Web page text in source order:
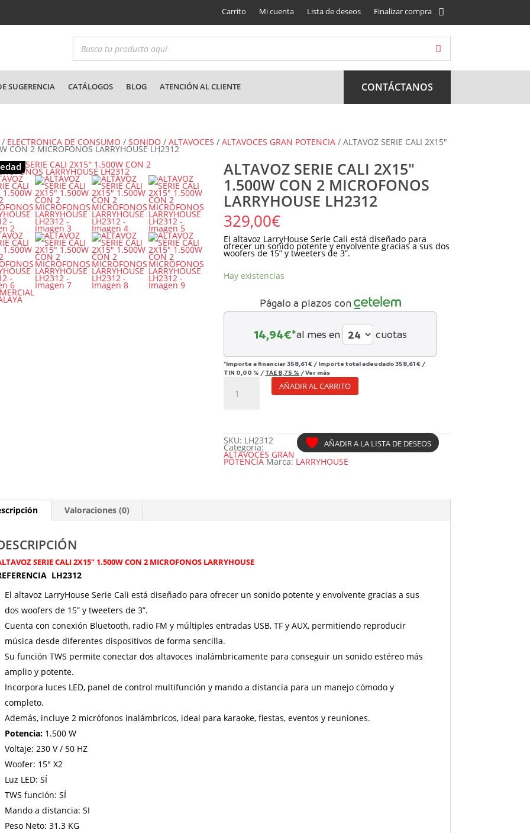
Carrito Mi cuenta Lista de deseos Finalizar compra
SUGERENCIA CATÁLOGOS BLOG ATENCIÓN AL CLIENTE CONTÁCTANOS
/ ELECTRONICA DE CONSUMO /SONIDO /ALTAVOCES /ALTAVOCES GRAN POTENCIA / ALTAVOZ SERIE CALI 2X15″
CON 2 MICROFONOS LARRYHOUSE LH2312
ALTAVOZ SERIE CALI 2X15″
1.500W CON 2 MICROFONOS
LARRYHOUSE LH2312
329,00€
El altavoz LarryHouse Serie Cali está diseñado para
ofrecer un sonido potente y envolvente gracias a sus dos
woofers de 15” y tweeters de 3”.
Hay existencias
Págalo a plazos con
14,94€*al mes en cuotas
*Importe a financiar358,61 € / Importe total adeudado358,61 € /
TIN 0,00 % / TAE 8,75 % /Ver más
CALI
LARRYHOUSE
LH2312
cantidad
AÑADIR AL CARRITO
AÑADIR A LA LISTA DE DESEOS
SKU: LH2312
Categoría:
ALTAVOCES GRAN
POTENCIA Marca: LARRYHOUSE
Valoraciones (0)
SERIE CALI 2X15″ 1.500W CON 2 MICROFONOS LARRYHOUSE
LH2312
El altavoz LarryHouse Serie Cali está diseñado para ofrecer un sonido potente y envolvente gracias a sus
dos woofers de 15” y tweeters de 3”.
Cuenta con conexión Bluetooth, radio FM y múltiples entradas USB, TF y AUX, permitiendo reproducir
música desde diferentes dispositivos de forma sencilla.
Su función TWS permite conectar dos altavoces inalámbricamente para conseguir un sonido estéreo más
amplio y potente.
Incorpora luces LED, panel de control multifunción y mando a distancia para un manejo cómodo y
completo.
Además, incluye 2 micrófonos inalámbricos, ideal para karaoke, fiestas, eventos y reuniones.
Potencia: 1.500 W
Voltaje: 230 V / 50 HZ
Woofer: 15″ X2
Luz LED: SÍ
TWS función: SÍ
Mando a distancia: SI
Peso Neto: 31.3 KG